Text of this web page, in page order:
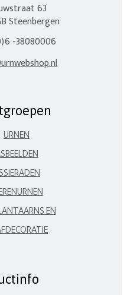
63
Steenbergen
-38080006
URNEN
EN